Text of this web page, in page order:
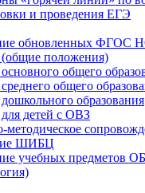
и проведения ЕГЭ
обновленных
положения)
общего
общего
образования
детей с ОВЗ
методическое
ШИБЦ
учебных предметов